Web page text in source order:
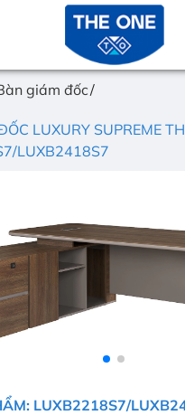
giám đốc
LUXURY SUPREME
LUXB2418S7
LUXB2218S7/